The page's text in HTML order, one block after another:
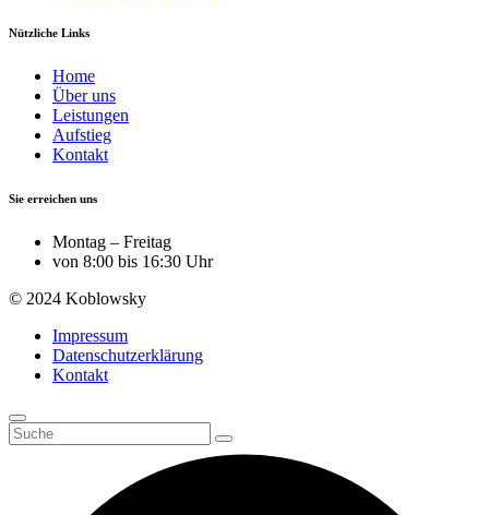
Nützliche Links
Home
Über uns
Leistungen
Aufstieg
Kontakt
Sie erreichen uns
Montag – Freitag
von 8:00 bis 16:30 Uhr
© 2024 Koblowsky
Impressum
Datenschutzerklärung
Kontakt